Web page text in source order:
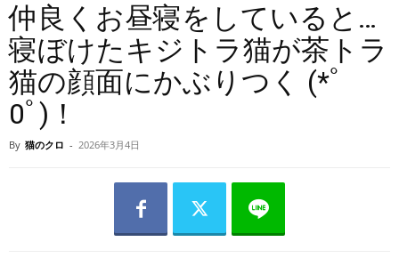
仲良くお昼寝をしていると…
寝ぼけたキジトラ猫が茶トラ
猫の顔面にかぶりつく (*ﾟ
0ﾟ)！
By 猫のクロ - 2026年3月4日